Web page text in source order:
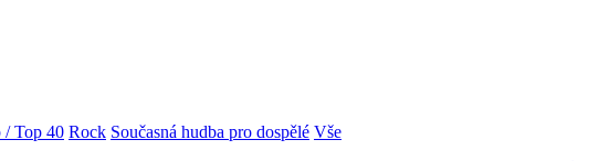
/ Top 40 Rock Současná hudba pro dospělé Vše